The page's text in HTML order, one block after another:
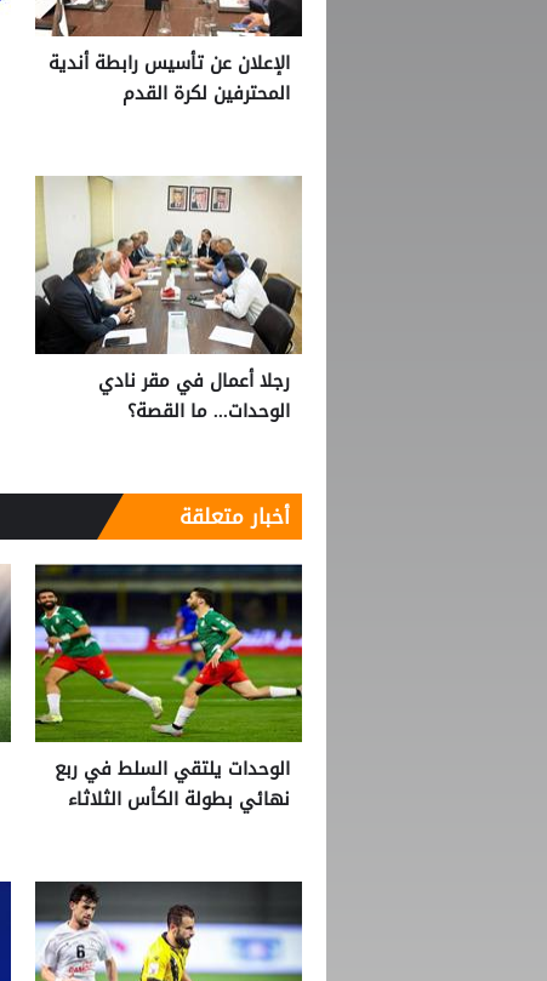
الإعلان عن تأسيس رابطة أندية
المحترفين لكرة القدم
رجلا أعمال في مقر نادي
الوحدات... ما القصة؟
أخبار متعلقة
الوحدات يلتقي السلط في ربع
نهائي بطولة الكأس الثلاثاء